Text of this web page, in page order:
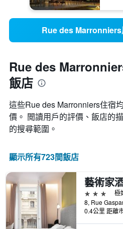
Rue des
Rue des
飯店
這些Rue des Marronniers​住宿
價。 閲讀用戶的評價、飯店的
的搜尋範圍。
顯示所有723間飯店
藝術家
3星級
極
0.4公里 距離